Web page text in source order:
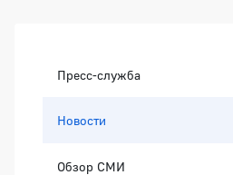
Пресс-служба
Новости
Обзор СМИ